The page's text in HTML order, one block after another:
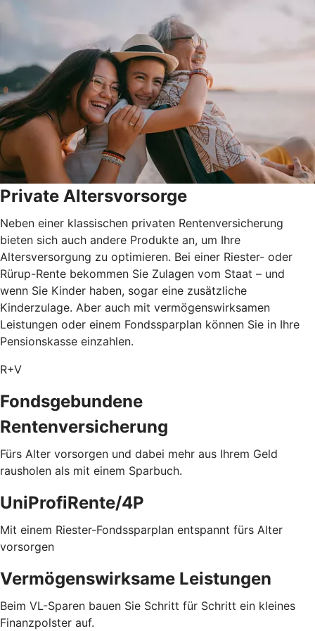
Private Altersvorsorge
Neben einer klassischen privaten Rentenversicherung
bieten sich auch andere Produkte an, um Ihre
Altersversorgung zu optimieren. Bei einer Riester- oder
Rürup-Rente bekommen Sie Zulagen vom Staat – und
wenn Sie Kinder haben, sogar eine zusätzliche
Kinderzulage. Aber auch mit vermögenswirksamen
Leistungen oder einem Fondssparplan können Sie in Ihre
Pensionskasse einzahlen.
R+V
Fondsgebundene
Rentenversicherung
Fürs Alter vorsorgen und dabei mehr aus Ihrem Geld
rausholen als mit einem Sparbuch.
UniProfiRente/4P
Mit einem Riester-Fondssparplan entspannt fürs Alter
vorsorgen
Vermögenswirksame Leistungen
Beim VL-Sparen bauen Sie Schritt für Schritt ein kleines
Finanzpolster auf.